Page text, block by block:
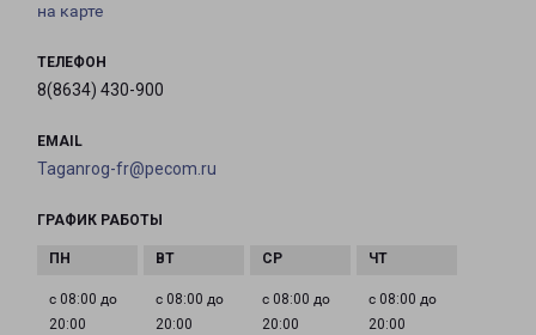
на карте
ТЕЛЕФОН
8(8634) 430-900
EMAIL
Taganrog-fr@pecom.ru
ГРАФИК РАБОТЫ
с 08:00 до
20:00
с 08:00 до
20:00
с 08:00 до
20:00
с 08:00 до
20:00